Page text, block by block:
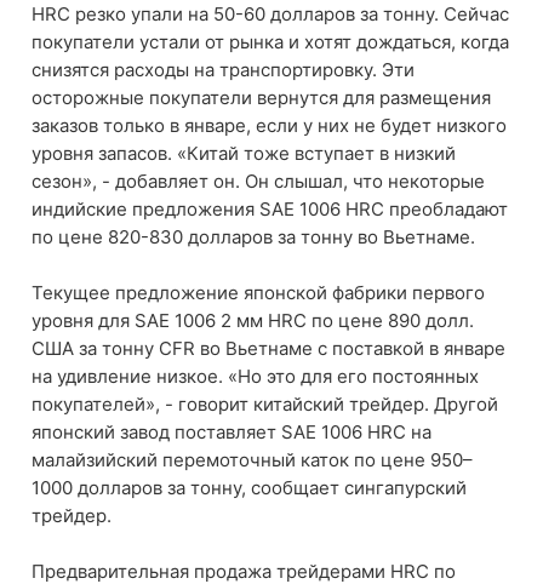
HRC резко упали на 50-60 долларов за тонну. Сейчас
покупатели устали от рынка и хотят дождаться, когда
снизятся расходы на транспортировку. Эти
осторожные покупатели вернутся для размещения
заказов только в январе, если у них не будет низкого
уровня запасов. «Китай тоже вступает в низкий
сезон», - добавляет он. Он слышал, что некоторые
индийские предложения SAE 1006 HRC преобладают
по цене 820-830 долларов за тонну во Вьетнаме.
Текущее предложение японской фабрики первого
уровня для SAE 1006 2 мм HRC по цене 890 долл.
США за тонну CFR во Вьетнаме с поставкой в ​​январе
на удивление низкое. «Но это для его постоянных
покупателей», - говорит китайский трейдер. Другой
японский завод поставляет SAE 1006 HRC на
малайзийский перемоточный каток по цене 950–
1000 долларов за тонну, сообщает сингапурский
трейдер.
Предварительная продажа трейдерами HRC по